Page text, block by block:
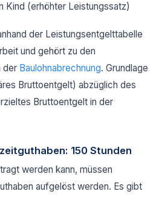
Kind (erhöhter Leistungssatz)
der Leistungsentgelttabelle
und gehört zu den
der Baulohnabrechnung. Grundlage
Bruttoentgelt) abzüglich des
Bruttoentgelt in der
150 Stunden
werden kann, müssen
aufgelöst werden. Es gibt